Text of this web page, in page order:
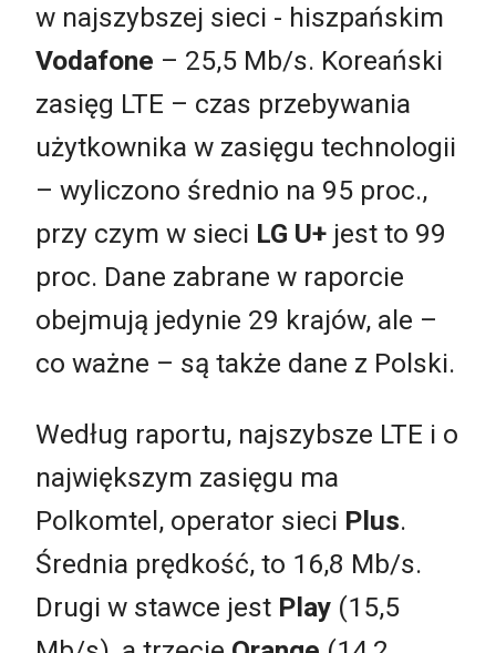
w najszybszej sieci - hiszpańskim
Vodafone – 25,5 Mb/s. Koreański
zasięg LTE – czas przebywania
użytkownika w zasięgu technologii
– wyliczono średnio na 95 proc.,
przy czym w sieci LG U+ jest to 99
proc. Dane zabrane w raporcie
obejmują jedynie 29 krajów, ale –
co ważne – są także dane z Polski.
Według raportu, najszybsze LTE i o
największym zasięgu ma
Polkomtel, operator sieci Plus.
Średnia prędkość, to 16,8 Mb/s.
Drugi w stawce jest Play (15,5